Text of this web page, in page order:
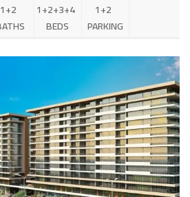
1+2
1+2+3+4
BEDS
1+2
PARKING